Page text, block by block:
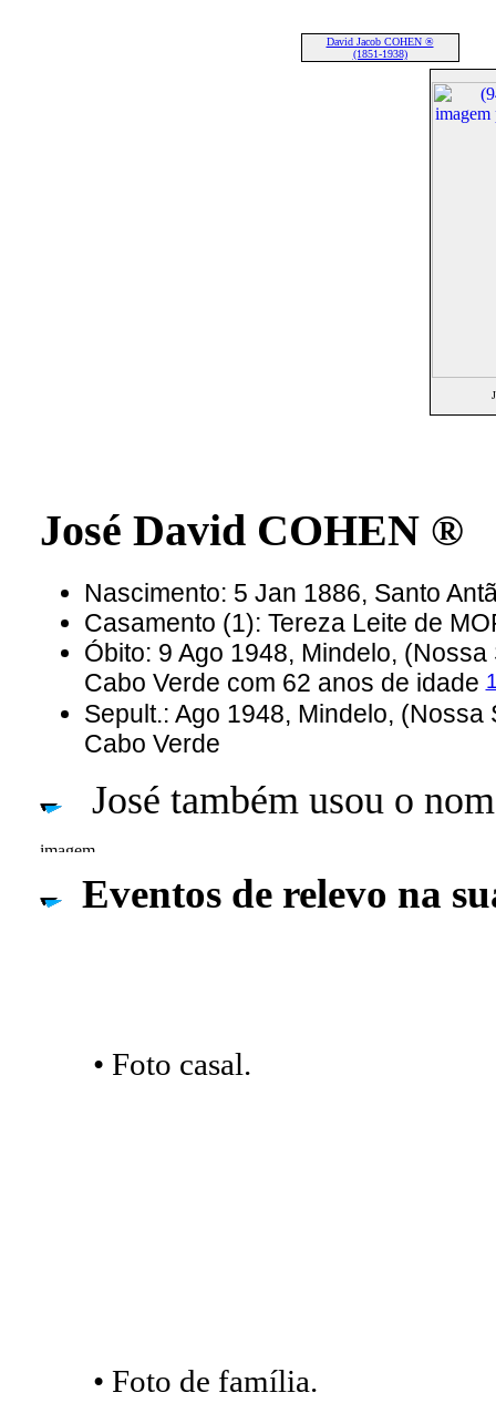
David Jacob COHEN ®
(1851-1938)
José David COHEN ®
Nascimento: 5 Jan 1886, Santo
Casamento (1): Tereza Leite de
Óbito: 9 Ago 1948, Mindelo,
Cabo Verde com 62 anos de idade
Sepult.: Ago 1948, Mindelo, (Nossa
Cabo Verde
José também usou o
Eventos de relevo na
• Foto casal.
• Foto de família.